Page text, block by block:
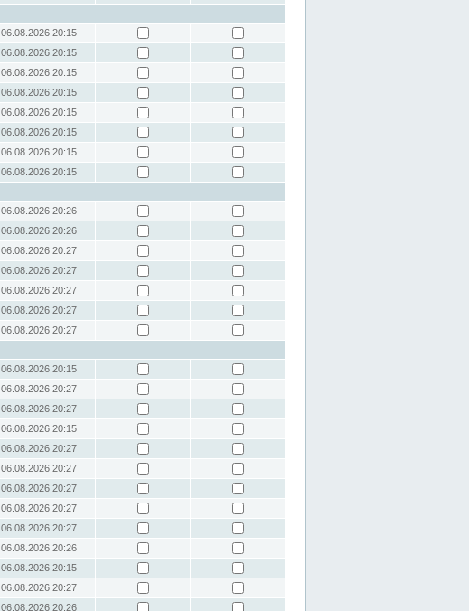
06.08.2026 20:15
06.08.2026 20:15
06.08.2026 20:15
06.08.2026 20:15
06.08.2026 20:15
06.08.2026 20:15
06.08.2026 20:15
06.08.2026 20:15
06.08.2026 20:26
06.08.2026 20:26
06.08.2026 20:27
06.08.2026 20:27
06.08.2026 20:27
06.08.2026 20:27
06.08.2026 20:27
06.08.2026 20:15
06.08.2026 20:27
06.08.2026 20:27
06.08.2026 20:15
06.08.2026 20:27
06.08.2026 20:27
06.08.2026 20:27
06.08.2026 20:27
06.08.2026 20:27
06.08.2026 20:26
06.08.2026 20:15
06.08.2026 20:27
06.08.2026 20:26